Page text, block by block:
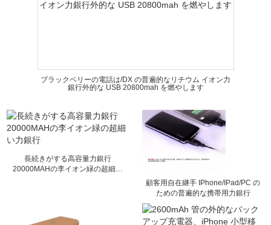
ブラックベリーの電話は/DX の普遍的なリチウム イオン力
銀行外的な USB 20800mah を燃やします
長続きがする高容量力銀行
20000MAHの李イオン緑の超細い
顧客用自在継手 IPhone/IPad/PC の
ための普遍的な携帯用力銀行